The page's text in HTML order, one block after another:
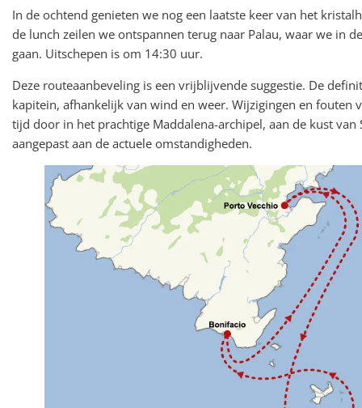
In de ochtend genieten we nog een laatste keer van het
de lunch zeilen we ontspannen terug naar Palau, waar we in
gaan. Uitschepen is om 14:30 uur.
Deze routeaanbeveling is een vrijblijvende suggestie. De
kapitein, afhankelijk van wind en weer. Wijzigingen en fouten
tijd door in het prachtige Maddalena-archipel, aan de kust
aangepast aan de actuele omstandigheden.